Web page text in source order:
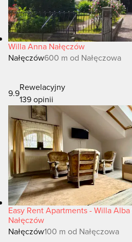
Willa Anna Nałęczów
Nałęczów600 m od Nałęczowa
9.9
Rewelacyjny
139 opinii
Easy Rent Apartments - Willa
Nałęczów
Nałęczów100 m od Nałęczowa